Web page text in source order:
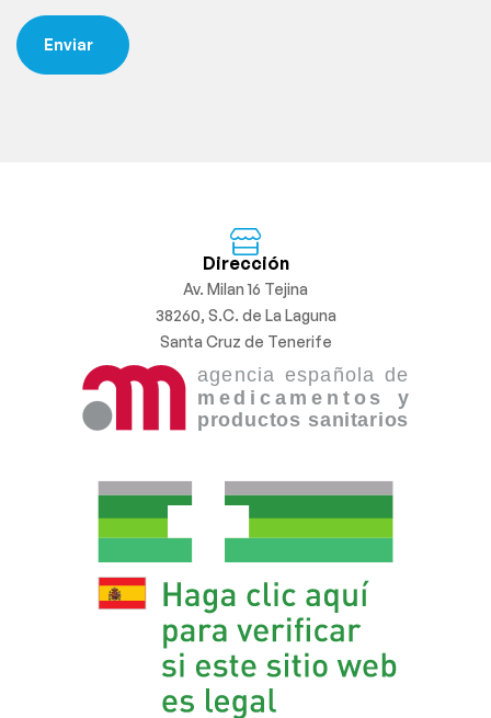
Dirección
Av. Milan 16 Tejina
38260, S.C. de La Laguna
Santa Cruz de Tenerife